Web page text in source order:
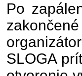
Po
SLOGA